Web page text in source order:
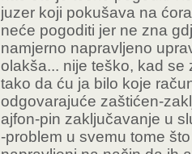
juzer koji pokušava na
neće pogoditi jer ne zna
namjerno napravljeno
olakša... nije teško, kad se
tako da ću ja bilo koje
odgovarajuće zaštićen-
ajfon-pin zaključavanje u
-problem u svemu tome